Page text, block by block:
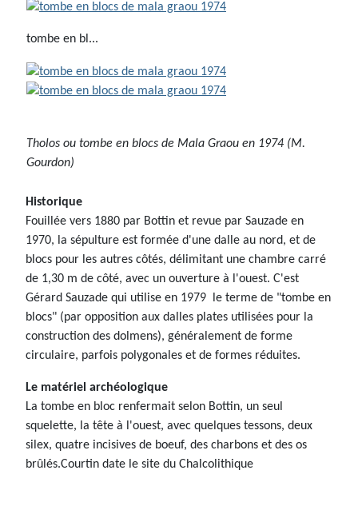
tombe en bl...
Tholos ou tombe en blocs de Mala Graou en 1974 (M.
Gourdon)
Historique
Fouillée vers 1880 par Bottin et revue par Sauzade en
1970, la sépulture est formée d'une dalle au nord, et de
blocs pour les autres côtés, délimitant une chambre carré
de 1,30 m de côté, avec un ouverture à l'ouest. C'est
Gérard Sauzade qui utilise en 1979 le terme de "tombe en
blocs" (par opposition aux dalles plates utilisées pour la
construction des dolmens), généralement de forme
circulaire, parfois polygonales et de formes réduites.
Le matériel archéologique
La tombe en bloc renfermait selon Bottin, un seul
squelette, la tête à l'ouest, avec quelques tessons, deux
silex, quatre incisives de boeuf, des charbons et des os
brûlés.Courtin date le site du Chalcolithique